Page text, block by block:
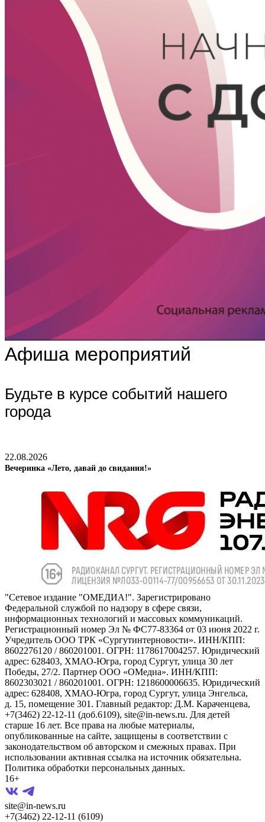
Афиша мероприятий
Будьте в курсе событий нашего
города
22.08.2026
Вечеринка «Лето, давай до свидания!»
"Сетевое издание "ОМЕДИА!". Зарегистрировано
Федеральной службой по надзору в сфере связи,
информационных технологий и массовых коммуникаций.
Регистрационный номер Эл № ФС77-83364 от 03 июня 2022 г.
Учредитель ООО ТРК «Сургутинтерновости». ИНН/КПП:
8602276120 / 860201001. ОГРН: 1178617004257. Юридический
адрес: 628403, ХМАО-Югра, город Сургут, улица 30 лет
Победы, 27/2. Партнер ООО «ОМедиа». ИНН/КПП:
8602303021 / 860201001. ОГРН: 1218600006635. Юридический
адрес: 628408, ХМАО-Югра, город Сургут, улица Энгельса,
д. 15, помещение 301. Главный редактор: Д.М. Караченцева,
+7(3462) 22-12-11 (доб.6109), site@in-news.ru. Для детей
старше 16 лет. Все права на любые материалы,
опубликованные на сайте, защищены в соответствии с
законодательством об авторском и смежных правах. При
использовании активная ссылка на источник обязательна.
Политика обработки персональных данных.
16+
site@in-news.ru
+7(3462) 22-12-11 (6109)